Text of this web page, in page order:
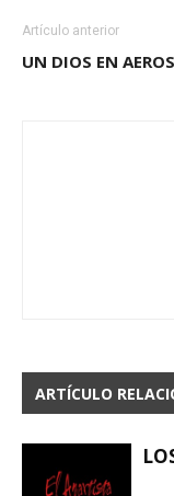
Artículo anterior
UN DIOS EN
ARTÍCULO